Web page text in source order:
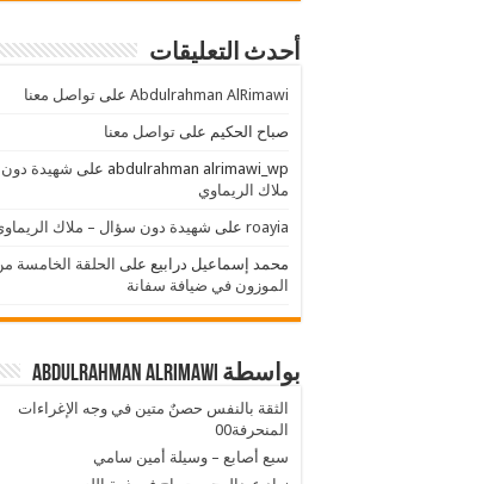
أحدث التعليقات
Abdulrahman AlRimawi على تواصل معنا
صباح الحكيم على تواصل معنا
abdulrahman alrimawi_wp على شهيدة
ملاك الريماوي
roayia على شهيدة دون سؤال – ملاك
محمد إسماعيل درابيع على الحلقة الخامسة
الموزون في ضيافة سفانة
بواسطة Abdulrahman AlRimawi
الثقة بالنفس حصنٌ متين في وجه الإغراءات
المنحرفة00
سبع أصابع – وسيلة أمين سامي